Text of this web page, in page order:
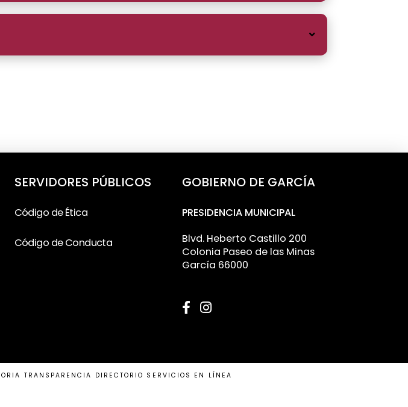
SERVIDORES PÚBLICOS
Código de Ética
Código de Conducta
GOBIERNO DE GARCÍA
PRESIDENCIA MUNICIPAL
Blvd. Heberto Castillo 200
Colonia Paseo de las Minas
García 66000
TRANSPARENCIA DIRECTORIO SERVICIOS EN LÍNEA